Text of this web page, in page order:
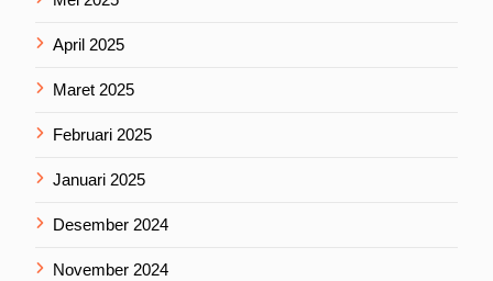
April 2025
Maret 2025
Februari 2025
Januari 2025
Desember 2024
November 2024